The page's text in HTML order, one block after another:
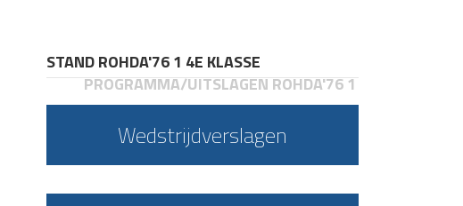
STAND ROHDA'76 1 4E KLASSE
PROGRAMMA/UITSLAGEN ROHDA'76 1
Wedstrijdverslagen